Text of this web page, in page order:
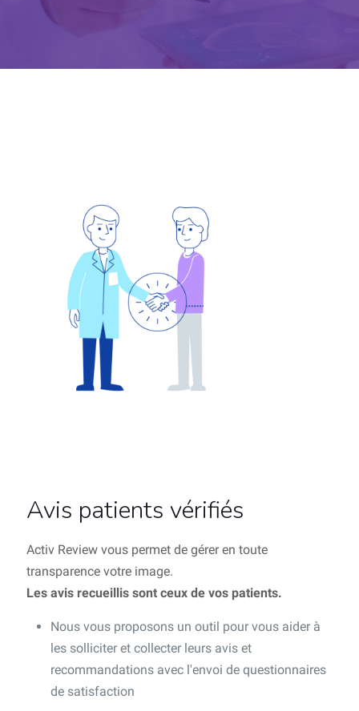
Avis patients vérifiés
Activ Review vous permet de gérer en toute
transparence votre image.
Les avis recueillis sont ceux de vos patients.
Nous vous proposons un outil pour vous aider à
les solliciter et collecter leurs avis et
recommandations avec l'envoi de questionnaires
de satisfaction